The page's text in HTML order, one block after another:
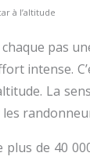
à l’altitude
pas
intense.
La
plus de 40